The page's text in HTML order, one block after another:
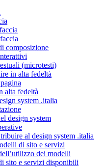
composizione
(microtesti)
in alta fedeltà
alta fedeltà
system .italia
design system
al design system .italia
di sito e servizi
dei modelli
sito e servizi disponibili